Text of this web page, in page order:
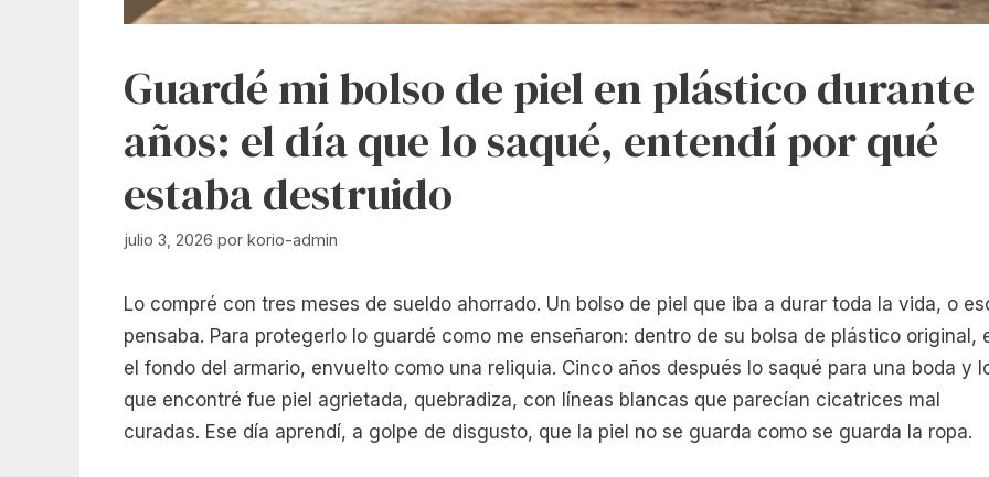
Guardé mi bolso de piel en plástico durante
años: el día que lo saqué, entendí por qué
estaba destruido
julio 3, 2026 por korio-admin
Lo compré con tres meses de sueldo ahorrado. Un bolso de piel que iba a durar toda la vida, o
pensaba. Para protegerlo lo guardé como me enseñaron: dentro de su bolsa de plástico original,
el fondo del armario, envuelto como una reliquia. Cinco años después lo saqué para una boda y
que encontré fue piel agrietada, quebradiza, con líneas blancas que parecían cicatrices mal
curadas. Ese día aprendí, a golpe de disgusto, que la piel no se guarda como se guarda la ropa.